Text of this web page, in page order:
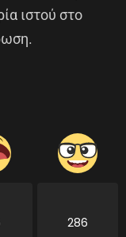
ιστού στο
286